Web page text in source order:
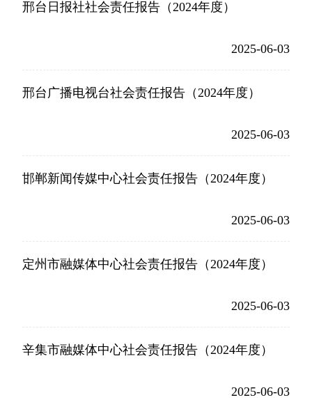
邢台日报社社会责任报告（2024年度）
2025-06-03
邢台广播电视台社会责任报告（2024年度）
2025-06-03
邯郸新闻传媒中心社会责任报告（2024年度）
2025-06-03
定州市融媒体中心社会责任报告（2024年度）
2025-06-03
辛集市融媒体中心社会责任报告（2024年度）
2025-06-03